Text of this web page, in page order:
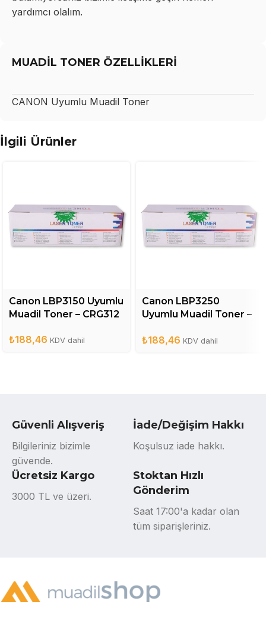
yardımcı olalım.
MUADİL TONER ÖZELLİKLERİ
CANON Uyumlu Muadil Toner
İlgili Ürünler
Canon LBP3150 Uyumlu
Muadil Toner – CRG312
₺188,46 KDV dahil
Canon LBP3250
Uyumlu Muadil Toner –
₺188,46 KDV dahil
Güvenli Alışveriş
Bilgileriniz bizimle
güvende.
İade/Değişim Hakkı
Koşulsuz iade hakkı.
Ücretsiz Kargo
3000 TL ve üzeri.
Stoktan Hızlı
Gönderim
Saat 17:00'a kadar olan
tüm siparişleriniz.